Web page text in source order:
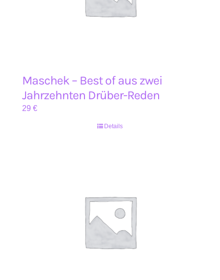
Maschek – Best of aus zwei
Jahrzehnten Drüber-Reden
29 €
Details